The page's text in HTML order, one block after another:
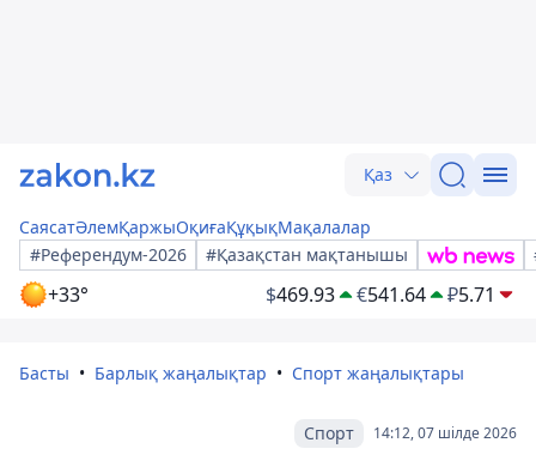
Қаз
СаясатӘлемҚаржыОқиғаҚұқықМақалалар
#Референдум-2026
#Қазақстан мақтанышы
+33° $469.93 €541.64 ₽5.71
Басты Барлық жаңалықтар Спорт жаңалықтары
14:12, 07 шілде 2026
Спорт